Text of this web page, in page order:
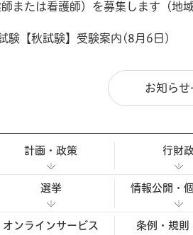
または看護師）を募集します（地
験【秋試験】受験案内(8月6日)
お知らせ
計画・政策 行財
選挙 情報公開・
オンラインサービス 条例・規則